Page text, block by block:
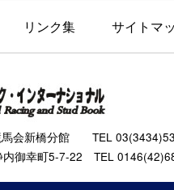
リンク集 サイトマ
会新橋分館 TEL
御幸町5-7-22 TEL